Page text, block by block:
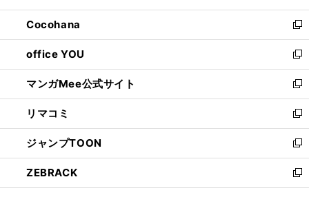
開
く
ウ
で
開
く
ン
ド
ウ
で
開
く
し
い
ウ
ィ
ン
ド
ウ
で
開
く
Cocohana
新
し
い
ウ
ィ
ン
ド
ウ
で
開
く
office YOU
新
し
い
ウ
ィ
ン
ド
ウ
で
開
マンガMee公式サイト
新
し
い
ウ
ィ
ン
ド
ウ
リマコミ
新
し
い
ウ
ィ
ン
ジャンプTOON
新
し
い
ウ
ZEBRACK
新
し